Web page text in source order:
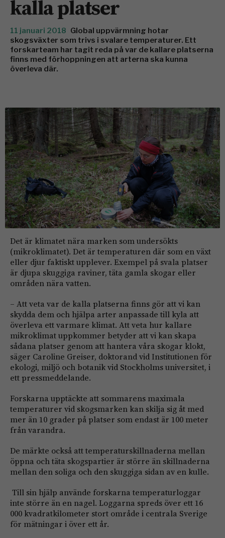
kalla platser
11 januari 2018 Global uppvärmning hotar
skogsväxter som trivs i svalare temperaturer. Ett
forskarteam har tagit reda på var de kallare platserna
finns med förhoppningen att arterna ska kunna
överleva där.
Det är klimatet nära marken som undersökts
(mikroklimatet). Det är temperaturen där som en växt
eller djur faktiskt upplever. Exempel på svala platser
är djupa skuggiga raviner, täta gamla skogar eller
områden nära vatten.
– Att veta var de kalla platserna finns gör att vi kan
skydda dem och hjälpa arter anpassade till kyla att
överleva ett varmare klimat. Att veta hur kallare
mikroklimat uppkommer betyder att vi kan skapa
sådana platser genom att hantera våra skogar klokt,
säger Caroline Greiser, doktorand vid Institutionen för
ekologi, miljö och botanik vid Stockholms universitet, i
ett pressmeddelande.
Forskarna upptäckte att sommarens maximala
temperaturer vid skogsmarken kan skilja sig åt med
mer än 10 grader på platser som endast är 100 meter
från varandra.
De märkte också att temperaturskillnaderna mellan
öppna och täta skogspartier är större än skillnaderna
mellan den soliga och den skuggiga sidan av en kulle.
Till sin hjälp använde forskarna temperaturloggar
inte större än en nagel. Loggarna spreds över ett 16
000 kvadratkilometer stort område i centrala Sverige
för mätningar i över ett år.